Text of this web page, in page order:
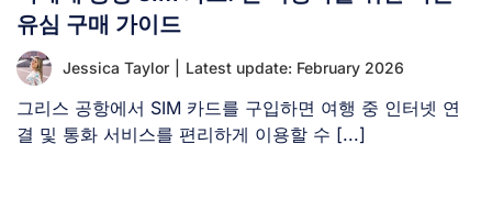
유심 구매 가이드
Jessica Taylor Latest update: February 2026
그리스 공항에서 SIM 카드를 구입하면 여행 중 인터넷 연
결 및 통화 서비스를 편리하게 이용할 수 [...]